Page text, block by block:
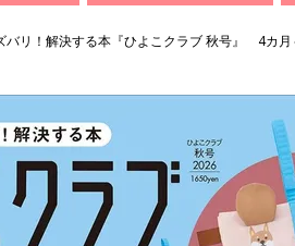
バリ！解決する本『ひよこクラブ 秋号』 4カ月